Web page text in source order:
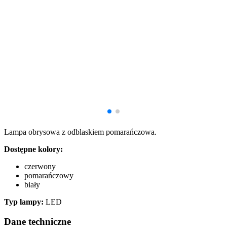
Lampa obrysowa z odblaskiem pomarańczowa.
Dostępne kolory:
czerwony
pomarańczowy
biały
Typ lampy: LED
Dane techniczne